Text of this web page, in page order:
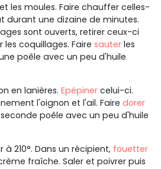
les moules. Faire chauffer celles-
durant une dizaine de minutes.
sont ouverts, retirer ceux-ci
les coquillages. Faire sauter les
poêle avec un peu d'huile
en lanières. Epépiner celui-ci.
l'oignon et l'ail. Faire dorer
poêle avec un peu d'huile
à 210°. Dans un récipient, fouetter
fraîche. Saler et poivrer puis